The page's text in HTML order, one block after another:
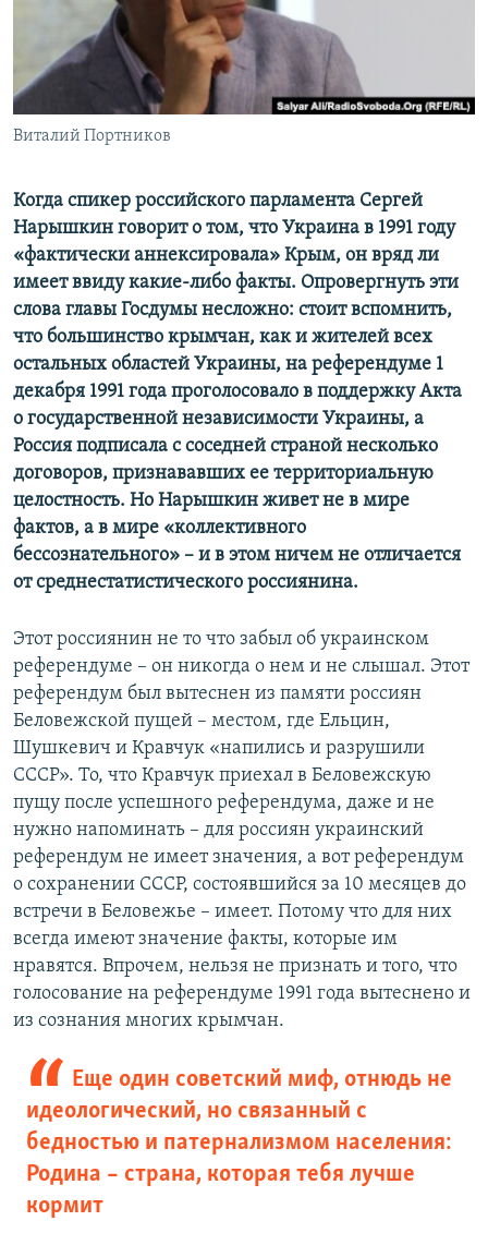
ПОБЕДИТЕЛЕЙ НЕ СУДЯТ?
КРЫМ.НЕПОКОРЕННЫЙ
УКРАИНСКАЯ ПРОБЛЕМА КРЫМА
ПРИСОЕДИНЯЙТЕСЬ!
Виталий Портников
Когда спикер российского парламента Сергей
Нарышкин говорит о том, что Украина в 1991 году
«фактически аннексировала» Крым, он вряд ли
имеет ввиду какие-либо факты. Опровергнуть эти
слова главы Госдумы несложно: стоит вспомнить,
что большинство крымчан, как и жителей всех
остальных областей Украины, на референдуме 1
декабря 1991 года проголосовало в поддержку Акта
о государственной независимости Украины, а
Россия подписала с соседней страной несколько
договоров, признававших ее территориальную
целостность. Но Нарышкин живет не в мире
фактов, а в мире «коллективного
бессознательного» – и в этом ничем не отличается
от среднестатистического россиянина.
Этот россиянин не то что забыл об украинском
референдуме – он никогда о нем и не слышал. Этот
референдум был вытеснен из памяти россиян
Беловежской пущей – местом, где Ельцин,
Шушкевич и Кравчук «напились и разрушили
СССР». То, что Кравчук приехал в Беловежскую
пущу после успешного референдума, даже и не
нужно напоминать – для россиян украинский
референдум не имеет значения, а вот референдум
о сохранении СССР, состоявшийся за 10 месяцев до
встречи в Беловежье – имеет. Потому что для них
всегда имеют значение факты, которые им
нравятся. Впрочем, нельзя не признать и того, что
голосование на референдуме 1991 года вытеснено и
из сознания многих крымчан.
Еще один советский миф, отнюдь не
идеологический, но связанный с
бедностью и патернализмом населения:
Родина – страна, которая тебя лучше
кормит